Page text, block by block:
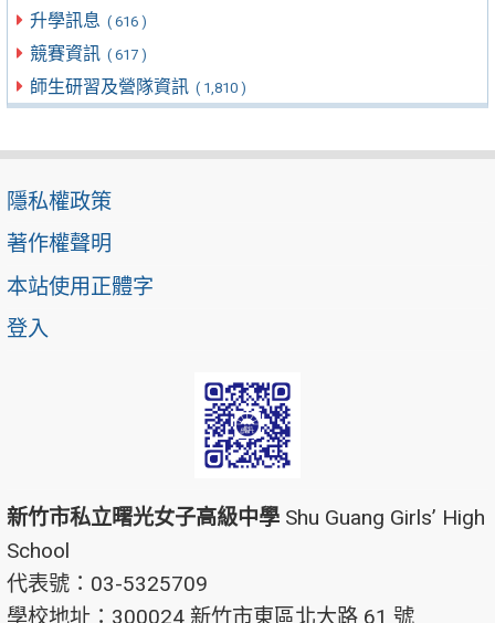
升學訊息 ( 616 )
競賽資訊 ( 617 )
師生研習及營隊資訊 ( 1,810 )
隱私權政策
著作權聲明
本站使用正體字
登入
新竹市私立曙光女子高級中學 Shu Guang Girls’ High
School
代表號：03-5325709
學校地址：300024 新竹市東區北大路 61 號